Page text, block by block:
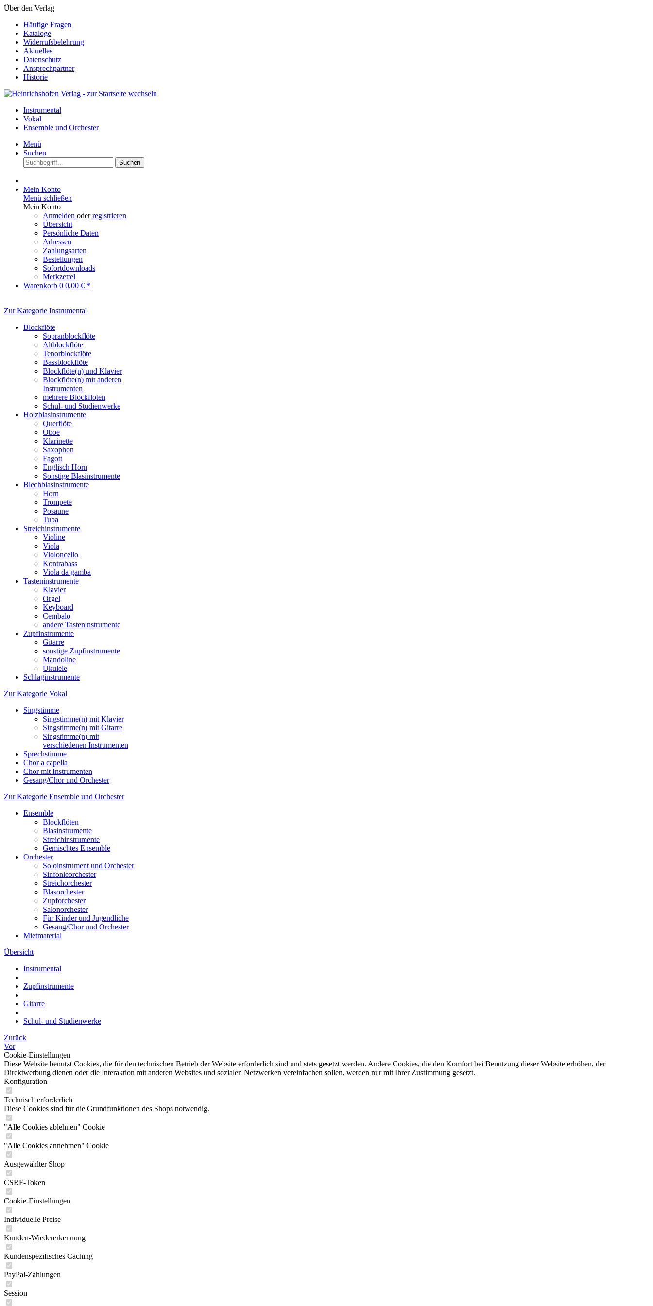
Über den Verlag
Häufige Fragen
Kataloge
Widerrufsbelehrung
Aktuelles
Datenschutz
Ansprechpartner
Historie
Instrumental
Vokal
Ensemble und Orchester
Menü
Suchen
Suchen
Mein Konto
Menü schließen
Mein Konto
Anmelden oderregistrieren
Übersicht
Persönliche Daten
Adressen
Zahlungsarten
Bestellungen
Sofortdownloads
Merkzettel
Warenkorb 0 0,00 € *
Zur Kategorie Instrumental
Blockflöte
Sopranblockflöte
Altblockflöte
Tenorblockflöte
Bassblockflöte
Blockflöte(n) und Klavier
Blockflöte(n) mit anderen
Instrumenten
mehrere Blockflöten
Schul- und Studienwerke
Holzblasinstrumente
Querflöte
Oboe
Klarinette
Saxophon
Fagott
Englisch Horn
Sonstige Blasinstrumente
Blechblasinstrumente
Horn
Trompete
Posaune
Tuba
Streichinstrumente
Violine
Viola
Violoncello
Kontrabass
Viola da gamba
Tasteninstrumente
Klavier
Orgel
Keyboard
Cembalo
andere Tasteninstrumente
Zupfinstrumente
Gitarre
sonstige Zupfinstrumente
Mandoline
Ukulele
Schlaginstrumente
Zur Kategorie Vokal
Singstimme
Singstimme(n) mit Klavier
Singstimme(n) mit Gitarre
Singstimme(n) mit
verschiedenen Instrumenten
Sprechstimme
Chor a capella
Chor mit Instrumenten
Gesang/Chor und Orchester
Zur Kategorie Ensemble und Orchester
Ensemble
Blockflöten
Blasinstrumente
Streichinstrumente
Gemischtes Ensemble
Orchester
Soloinstrument und Orchester
Sinfonieorchester
Streichorchester
Blasorchester
Zupforchester
Salonorchester
Für Kinder und Jugendliche
Gesang/Chor und Orchester
Mietmaterial
Übersicht
Instrumental
Zupfinstrumente
Gitarre
Schul- und Studienwerke
Zurück
Vor
Cookie-Einstellungen
Diese Website benutzt Cookies, die für den technischen Betrieb der Website erforderlich sind und stets gesetzt werden. Andere Cookies, die den Komfort bei Benutzung dieser Website erhöhen, der
Direktwerbung dienen oder die Interaktion mit anderen Websites und sozialen Netzwerken vereinfachen sollen, werden nur mit Ihrer Zustimmung gesetzt.
Konfiguration
Technisch erforderlich
Diese Cookies sind für die Grundfunktionen des Shops notwendig.
"Alle Cookies ablehnen" Cookie
"Alle Cookies annehmen" Cookie
Ausgewählter Shop
CSRF-Token
Cookie-Einstellungen
Individuelle Preise
Kunden-Wiedererkennung
Kundenspezifisches Caching
PayPal-Zahlungen
Session